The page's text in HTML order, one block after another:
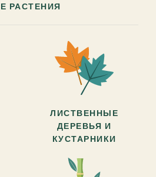
РАСТЕНИЯ
ЛИСТВЕННЫЕ
ДЕРЕВЬЯ И
КУСТАРНИКИ